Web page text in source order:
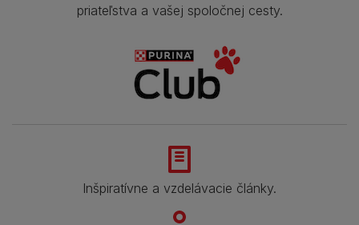
priateľstva a vašej spoločnej cesty.
Inšpiratívne a vzdelávacie články.